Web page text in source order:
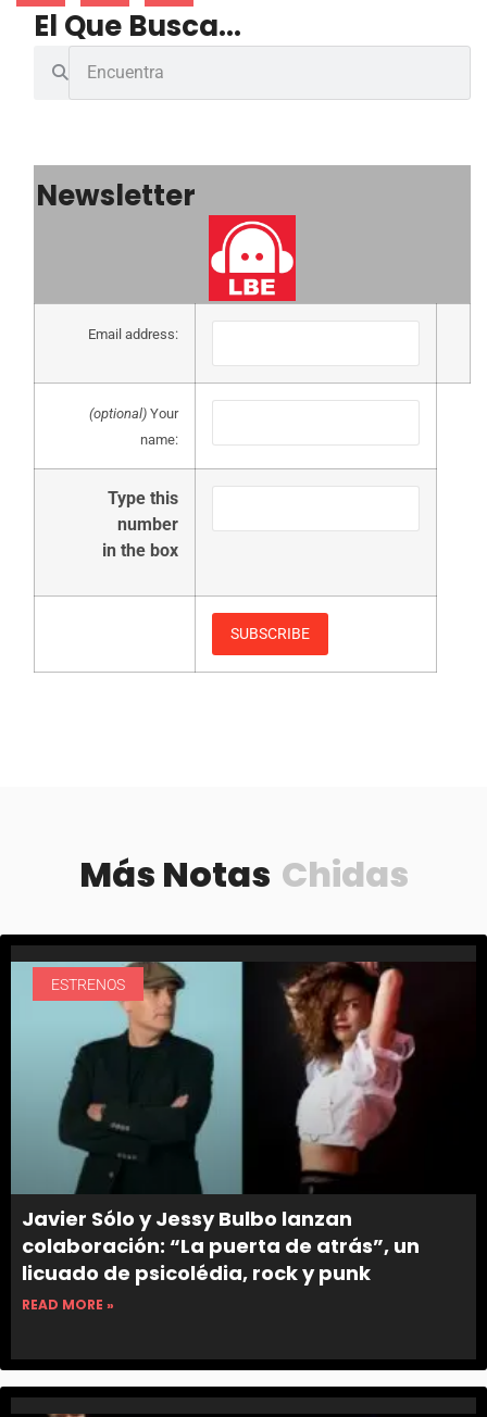
El Que Busca...
Newsletter
Email address:
(optional) Your
name:
Type this
number
in the box
Más Notas Chidas
ESTRENOS
Javier Sólo y Jessy Bulbo lanzan
colaboración: “La puerta de atrás”, un
licuado de psicolédia, rock y punk
READ MORE »